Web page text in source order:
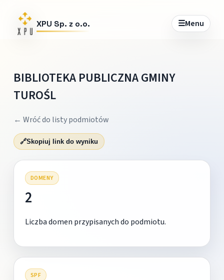
XPU Sp. z o.o. ☰Menu
BIBLIOTEKA PUBLICZNA GMINY
TUROŚL
← Wróć do listy podmiotów
🔗Skopiuj link do wyniku
DOMENY
2
Liczba domen przypisanych do podmiotu.
SPF